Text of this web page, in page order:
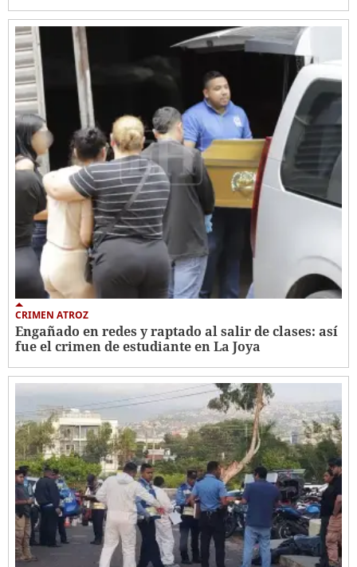
CRIMEN ATROZ
Engañado en redes y raptado al salir de clases: así
fue el crimen de estudiante en La Joya